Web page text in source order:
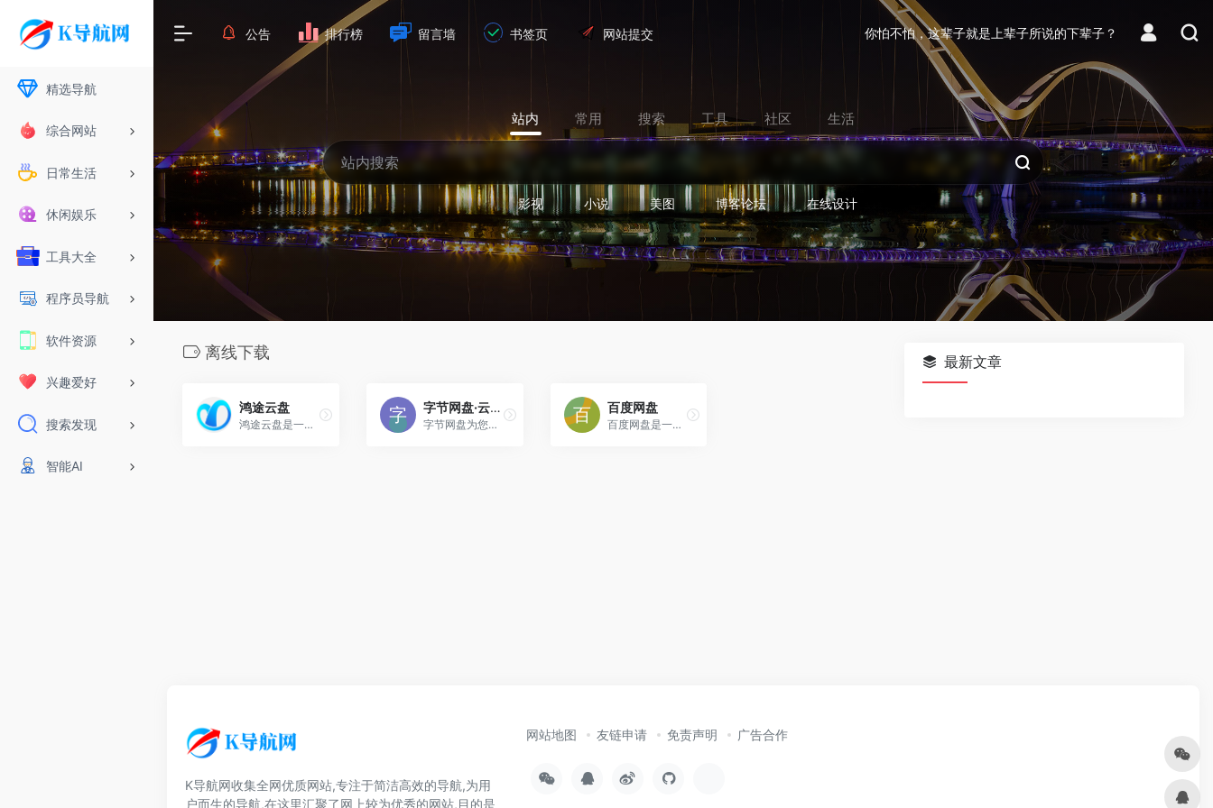
精选导航
综合网站
日常生活
休闲娱乐
工具大全
程序员导航
软件资源
兴趣爱好
搜索发现
智能AI
公告 排行榜 留言墙 书签页 网站提交 你怕不怕，这辈子就是上辈子所说的下辈子？
站内 常用 搜索 工具 社区 生活
影视 小说 美图 博客论坛 在线设计
离线下载
鸿途云盘
鸿途云盘是一款支持离线下载的免费网盘,是和百度云,微云同一类型的免费网盘,提供免费网络存储空间服务。使用鸿途云盘您可以免费自由存储、共享、不限速下载各类文件
字节网盘·云存储
字节网盘为您提供文件的网络备份、同步和分享服务。空间大、速度快、安全稳固，支持教育网加速，支持手机端。字节云盘为用户守护数据资产。
百度网盘
百度网盘是一款国民级产品，已连续9年为超过7亿用户提供稳定、安全的个人云存储服务，已实现电脑、手机、电视等多种终端场景的覆盖和互联，并支持多类型文件的备份、分享、查看和处理
最新文章
K导航网收集全网优质网站,专注于简洁高效的导航,为用
户而生的导航,在这里汇聚了网上较为优秀的网站,目的是
网站地图 友链申请 免责声明 广告合作